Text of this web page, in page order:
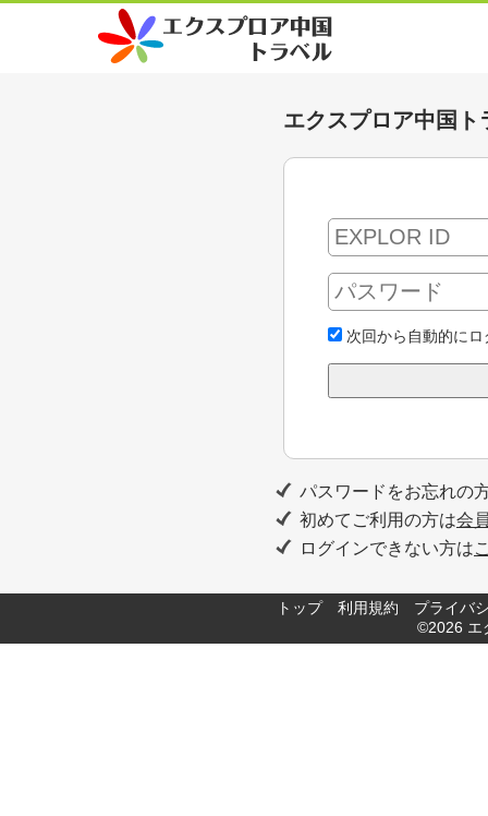
エクスプロア中国ト
次回から自動的に
パスワードをお忘れの
初めてご利用の方は会
ログインできない方は
トップ 利用規約
プライバ
©2026 エ